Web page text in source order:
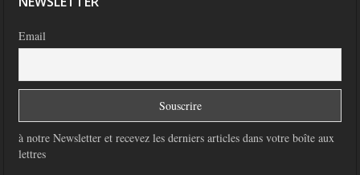
Email
à notre Newsletter et recevez les derniers articles dans votre boîte aux
lettres